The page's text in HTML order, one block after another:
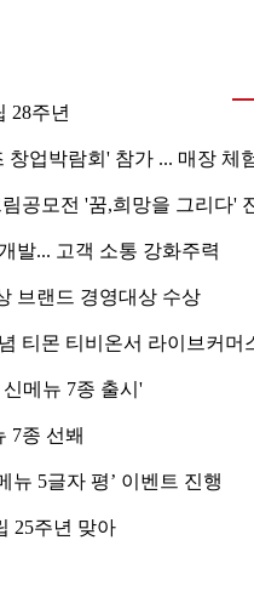
28주년
창업박람회' 참가 ... 매장 체
림공모전 '꿈,희망을 그리다'
발... 고객 소통 강화주력
브랜드 경영대상 수상
티몬 티비온서 라이브커머
메뉴 7종 출시'
7종 선봬
뉴 5글자 평’ 이벤트 진행
25주년 맞아